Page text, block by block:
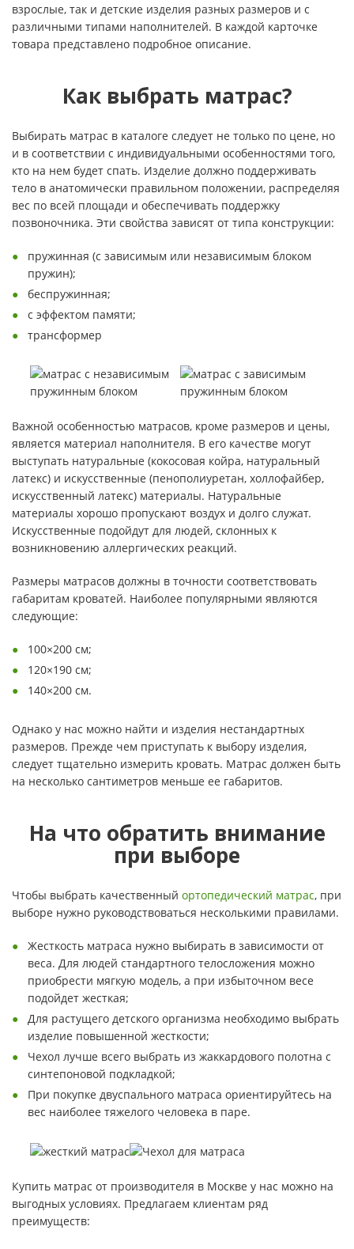
взрослые, так и детские изделия разных размеров и с
различными типами наполнителей. В каждой карточке
товара представлено подробное описание.
Как выбрать матрас?
Выбирать матрас в каталоге следует не только по цене, но
и в соответствии с индивидуальными особенностями того,
кто на нем будет спать. Изделие должно поддерживать
тело в анатомически правильном положении, распределяя
вес по всей площади и обеспечивать поддержку
позвоночника. Эти свойства зависят от типа конструкции:
пружинная (с зависимым или независимым блоком
пружин);
беспружинная;
с эффектом памяти;
трансформер
Важной особенностью матрасов, кроме размеров и цены,
является материал наполнителя. В его качестве могут
выступать натуральные (кокосовая койра, натуральный
латекс) и искусственные (пенополиуретан, холлофайбер,
искусственный латекс) материалы. Натуральные
материалы хорошо пропускают воздух и долго служат.
Искусственные подойдут для людей, склонных к
возникновению аллергических реакций.
Размеры матрасов должны в точности соответствовать
габаритам кроватей. Наиболее популярными являются
следующие:
100×200 см;
120×190 см;
140×200 см.
Однако у нас можно найти и изделия нестандартных
размеров. Прежде чем приступать к выбору изделия,
следует тщательно измерить кровать. Матрас должен быть
на несколько сантиметров меньше ее габаритов.
На что обратить внимание
при выборе
Чтобы выбрать качественный ортопедический матрас, при
выборе нужно руководствоваться несколькими правилами.
Жесткость матраса нужно выбирать в зависимости от
веса. Для людей стандартного телосложения можно
приобрести мягкую модель, а при избыточном весе
подойдет жесткая;
Для растущего детского организма необходимо выбрать
изделие повышенной жесткости;
Чехол лучше всего выбрать из жаккардового полотна с
синтепоновой подкладкой;
При покупке двуспального матраса ориентируйтесь на
вес наиболее тяжелого человека в паре.
Купить матрас от производителя в Москве у нас можно на
выгодных условиях. Предлагаем клиентам ряд
преимуществ: